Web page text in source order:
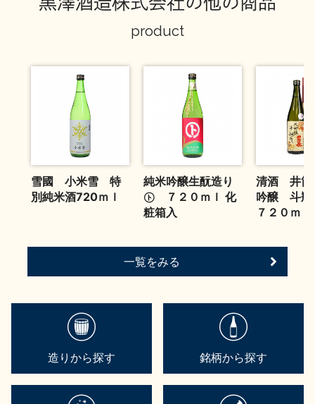
product
雪國 小米雪 特
別純米酒720ｍｌ
純米吟醸生酛造り
㋣ ７２０ｍｌ 化
粧箱入
清酒 井
吟醸 斗
７２０ｍｌ
一覧をみる
造りから探す 銘柄から探す